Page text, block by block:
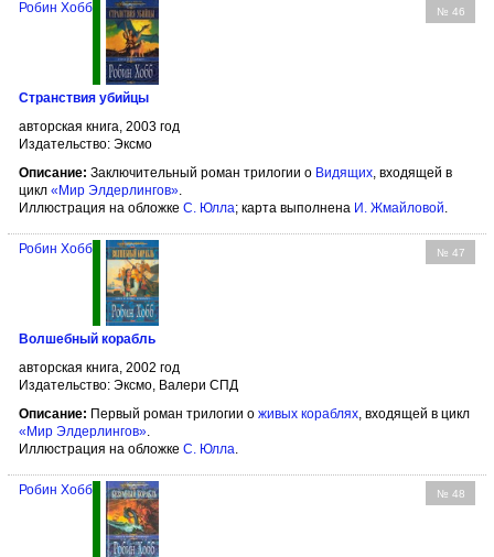
№ 46
Робин Хобб
Странствия убийцы
авторская книга, 2003 год
Издательство: Эксмо
Описание: Заключительный роман трилогии о Видящих, входящей в
цикл «Мир Элдерлингов».
Иллюстрация на обложке С. Юлла; карта выполнена И. Жмайловой.
№ 47
Робин Хобб
Волшебный корабль
авторская книга, 2002 год
Издательство: Эксмо, Валери СПД
Описание: Первый роман трилогии о живых кораблях , входящей в цикл
«Мир Элдерлингов»
Иллюстрация на обложке С. Юлла
№ 48
Робин Хобб